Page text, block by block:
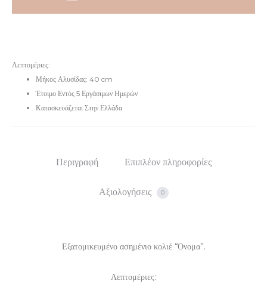
Λεπτομέριες:
Μήκος Αλυσίδας: 40 cm
Έτοιμο Εντός 5 Εργάσιμων Ημερών
Κατασκευάζεται Στην Ελλάδα
Περιγραφή Επιπλέον πληροφορίες
Αξιολογήσεις 0
Εξατομικευμένο ασημένιο κολιέ “Όνομα”.
Λεπτομέριες: